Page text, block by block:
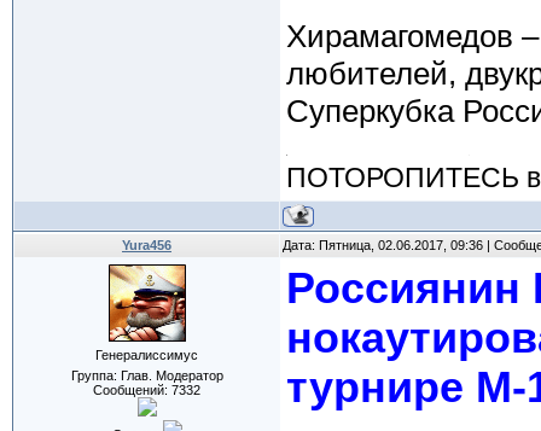
Хирамагомедов
любителей,
Суперкубка
ПОТОРОПИТЕСЬ
Yura456 Дата: Пятница, 02.06.2017, 09:36 |
Генералиссимус
Группа: Глав. Модератор
Сообщений: 7332
Россиянин
турнире